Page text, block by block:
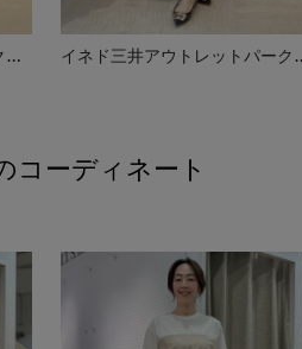
イネド三井アウトレットパーク多摩南大沢店 イネド三井ア
コーディネート